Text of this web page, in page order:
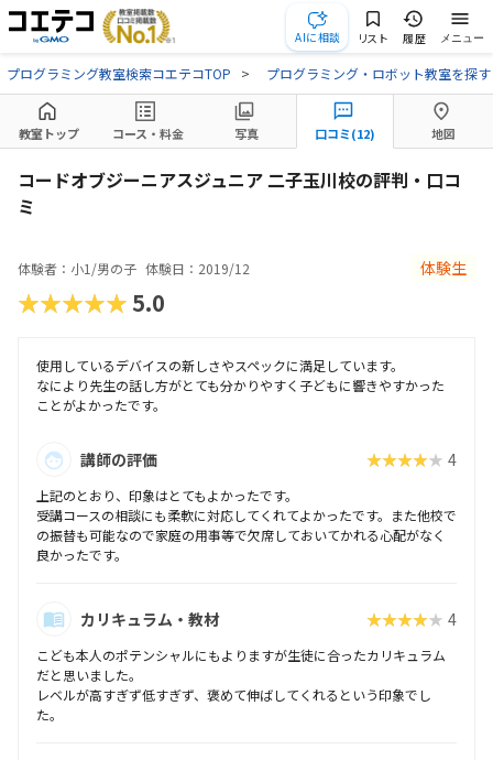
AIに相談 リスト 履歴 メニュー
プログラミング教室検索コエテコTOP プログラミング・ロボット教室を探す
教室トップ コース・料金 写真 口コミ(12) 地図
コードオブジーニアスジュニア 二子玉川校の評判・口コ
ミ
体験者：小1/男の子 体験日：2019/12 体験生
★★★★★5.0
使用しているデバイスの新しさやスペックに満足しています。
なにより先生の話し方がとても分かりやすく子どもに響きやすかった
ことがよかったです。
講師の評価 ★★★★★ 4
上記のとおり、印象はとてもよかったです。
受講コースの相談にも柔軟に対応してくれてよかったです。また他校で
の振替も可能なので家庭の用事等で欠席しておいてかれる心配がなく
良かったです。
カリキュラム・教材 ★★★★★ 4
こども本人のポテンシャルにもよりますが生徒に合ったカリキュラム
だと思いました。
レベルが高すぎず低すぎず、褒めて伸ばしてくれるという印象でし
た。